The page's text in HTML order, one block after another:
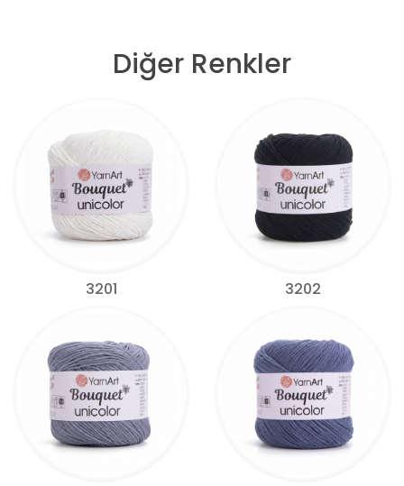
Diğer Renkler
3201 3202